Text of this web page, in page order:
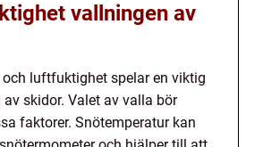
vallningen av
luftfuktighet spelar en viktig
skidor. Valet av valla bör
faktorer. Snötemperatur kan